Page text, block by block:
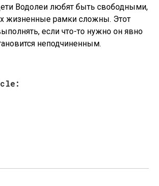
Водолеи любят быть свободными,
жизненные рамки сложны. Этот
если что-то нужно он явно
неподчиненным.